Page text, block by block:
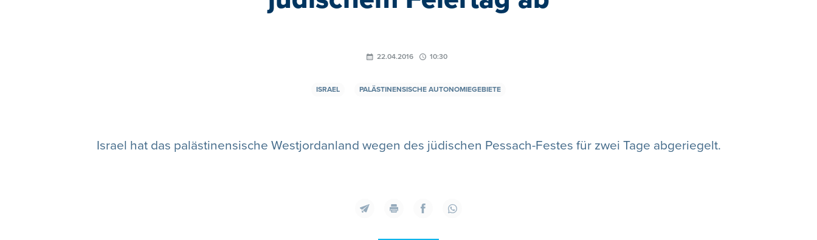
22.04.2016 10:30
ISRAEL PALÄSTINENSISCHE AUTONOMIEGEBIETE
Israel hat das palästinensische Westjordanland wegen des jüdischen Pessach-Festes für zwei Tage abgeriegelt.